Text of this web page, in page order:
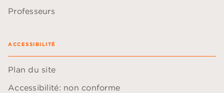
Professeurs
ACCESSIBILITÉ
Plan du site
Accessibilité: non conforme